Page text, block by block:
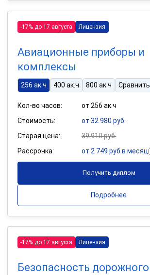
-17% до 17 августа Лицензия
Авиационные приборы и
комплексы
256 ак.ч 400 ак.ч 800 ак.ч Сравнить
Кол-во часов:
от 256 ак.ч
Стоимость:
от 32 980 руб.
Старая цена:
39 910 руб.
Рассрочка:
от 2 749 руб в месяц
Получить диплом
Подробнее
-17% до 17 августа Лицензия
Безопасность дорожного